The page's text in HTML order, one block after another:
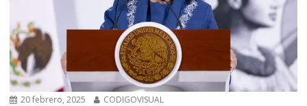
20 febrero, 2025 CODIGOVISUAL